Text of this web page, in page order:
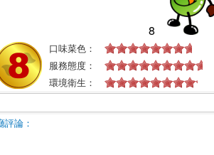
8
口味菜色：
服務態度：
環境衛生：
評論：